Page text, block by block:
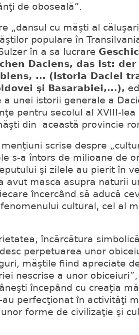
de oboseală”.
„dansul cu măşti al
populare în
în a sa lucrare
Daciens, das ist: der
... (Istoria Daciei
şi
Basarabiei,...),
a unei istorii generale a
pentru secolul al XVIII-
din această provincie
scrise despre
s-a întors de milioane de
şi zilele au pierit în
avut masca asupra naturii
încercând să aducă
cultural, cel al
încărcătura
perpetuarea unor
măştile fiind apreciate
nescrise a unor
începând cu creaţia
au perfecţionat în activităţi
forme de civilizaţie şi